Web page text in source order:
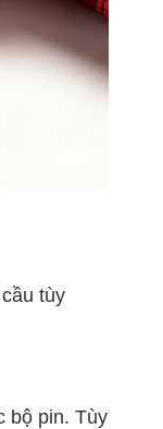
tùy
bộ pin. Tùy